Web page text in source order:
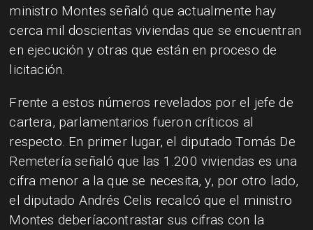
ministro Montes señaló que actualmente hay
cerca mil doscientas viviendas que se encuentran
en ejecución y otras que están en proceso de
licitación.
Frente a estos números revelados por el jefe de
cartera, parlamentarios fueron críticos al
respecto. En primer lugar, el diputado Tomás De
Remetería señaló que las 1.200 viviendas es una
cifra menor a la que se necesita,y, por otro lado,
el diputado Andrés Celis recalcó que el ministro
Montes deberíacontrastar sus cifras con la